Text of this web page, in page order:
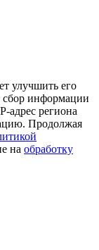
улучшить его
сбор информации
адрес региона
Продолжая
на обработку